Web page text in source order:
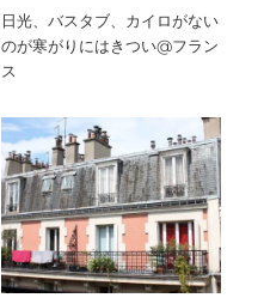
日光、バスタブ、カイロがない
のが寒がりにはきつい@フラン
ス